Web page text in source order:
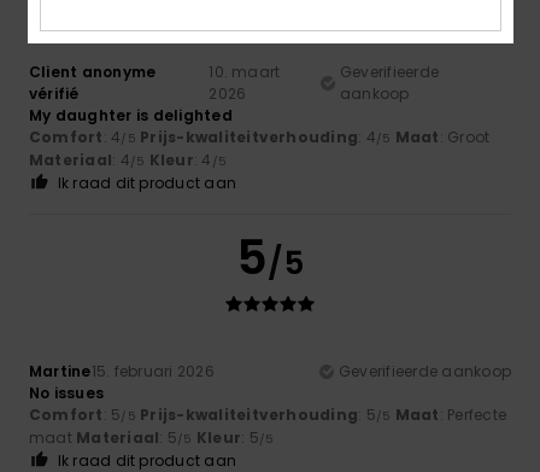
Client anonyme
vérifié
10. maart
2026
Geverifieerde
aankoop
My daughter is delighted
Comfort: 4/5 Prijs-kwaliteitverhouding: 4/5 Maat: Groot
Materiaal: 4/5 Kleur: 4 /5
Ik raad dit product aan
5/5
Martine15. februari 2026
Geverifieerde aankoop
No issues
Comfort: 5/5 Prijs-kwaliteitverhouding: 5/5 Maat: Perfecte
maat Materiaal: 5/5 Kleur: 5/5
Ik raad dit product aan